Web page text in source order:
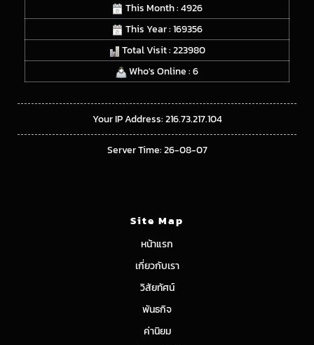
This Month : 4926
This Year : 169356
Total Visit : 223980
Who's Online : 6
Your IP Address: 216.73.217.104
Server Time: 26-08-07
Site Map
หน้าแรก
เกี่ยวกับเรา
วิสัยทัศน์
พันธกิจ
ค่านิยม